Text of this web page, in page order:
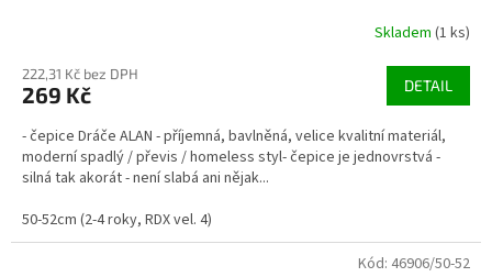
Skladem (1 ks)
222,31 Kč bez DPH
269 Kč DETAIL
- čepice Dráče ALAN - příjemná, bavlněná, velice kvalitní materiál,
moderní spadlý / převis / homeless styl- čepice je jednovrstvá -
silná tak akorát - není slabá ani nějak...
50-52cm (2-4 roky, RDX vel. 4)
Kód: 46906/50-52